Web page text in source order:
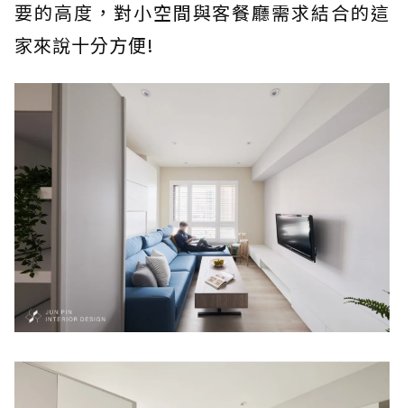
要的高度，對小空間與客餐廳需求結合的這
家來說十分方便!